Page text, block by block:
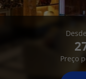
Desde
Preço